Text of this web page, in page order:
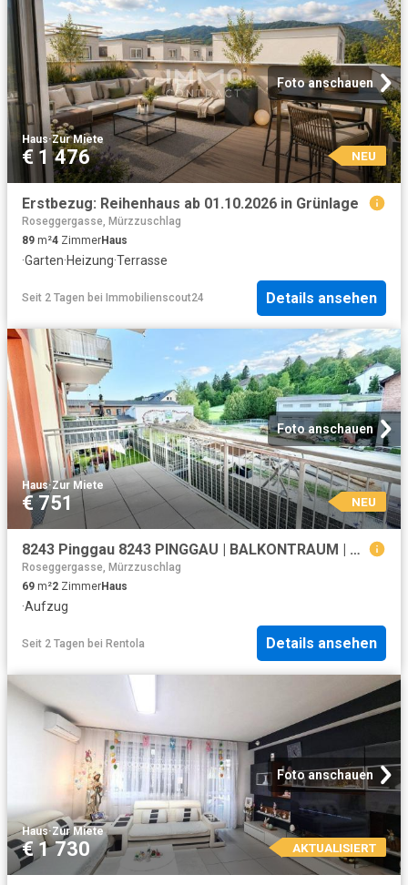
Foto anschauen
Haus·Zur Miete
€ 1 476 NEU
Erstbezug: Reihenhaus ab 01.10.2026 in Grünlage
Roseggergasse, Mürzzuschlag
89 m²4 ZimmerHaus
·Garten·Heizung·Terrasse
Seit 2 Tagen bei Immobilienscout24 Details ansehen
Foto anschauen
Haus·Zur Miete
€ 751 NEU
8243 Pinggau 8243 PINGGAU | BALKONTRAUM | HELLE 2 ZIMMER | AUTOSTELLPLATZ INKLUSIVE | OPTIMALE RAUMAUFTEILUNG | TOPLAGE
Roseggergasse, Mürzzuschlag
69 m²2 ZimmerHaus
·Aufzug
Seit 2 Tagen bei Rentola Details ansehen
Foto anschauen
Haus·Zur Miete
€ 1 730 AKTUALISIERT